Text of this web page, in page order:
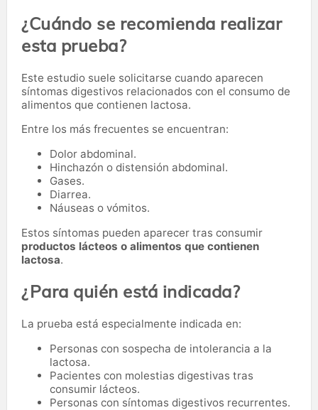
¿Cuándo se recomienda realizar
esta prueba?
Este estudio suele solicitarse cuando aparecen
síntomas digestivos relacionados con el consumo de
alimentos que contienen lactosa.
Entre los más frecuentes se encuentran:
Dolor abdominal.
Hinchazón o distensión abdominal.
Gases.
Diarrea.
Náuseas o vómitos.
Estos síntomas pueden aparecer tras consumir
productos lácteos o alimentos que contienen
lactosa.
¿Para quién está indicada?
La prueba está especialmente indicada en:
Personas con sospecha de intolerancia a la
lactosa.
Pacientes con molestias digestivas tras
consumir lácteos.
Personas con síntomas digestivos recurrentes.